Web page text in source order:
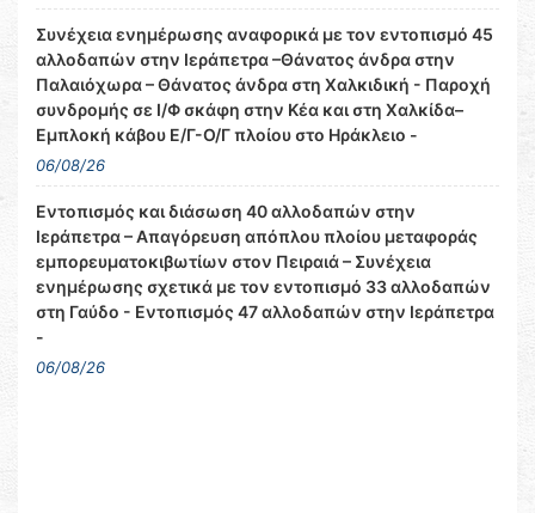
Συνέχεια ενημέρωσης αναφορικά με τον εντοπισμό 45
αλλοδαπών στην Ιεράπετρα –Θάνατος άνδρα στην
Παλαιόχωρα – Θάνατος άνδρα στη Χαλκιδική - Παροχή
συνδρομής σε Ι/Φ σκάφη στην Κέα και στη Χαλκίδα–
Εμπλοκή κάβου Ε/Γ-Ο/Γ πλοίου στο Ηράκλειο -
06/08/26
Εντοπισμός και διάσωση 40 αλλοδαπών στην
Ιεράπετρα – Απαγόρευση απόπλου πλοίου μεταφοράς
εμπορευματοκιβωτίων στον Πειραιά – Συνέχεια
ενημέρωσης σχετικά με τον εντοπισμό 33 αλλοδαπών
στη Γαύδο - Εντοπισμός 47 αλλοδαπών στην Ιεράπετρα
-
06/08/26